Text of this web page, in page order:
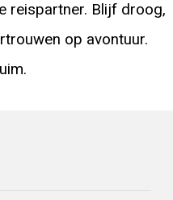
reispartner. Blijf droog,
op avontuur.